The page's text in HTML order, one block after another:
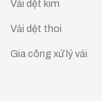
Vải dệt kim
Vải dệt thoi
Gia công xử lý vải